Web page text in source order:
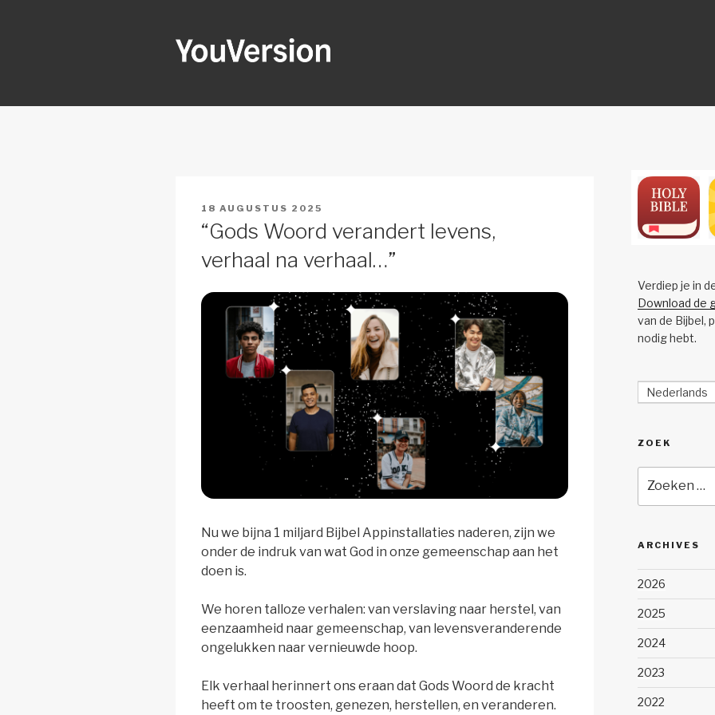
GEPLAATST
18 AUGUSTUS 2025
“Gods Woord verandert levens,
verhaal na verhaal…”
Nu we bijna 1 miljard Bijbel Appinstallaties naderen, zijn we
onder de indruk van wat God in onze gemeenschap aan het
doen is.
We horen talloze verhalen: van verslaving naar herstel, van
eenzaamheid naar gemeenschap, van levensveranderende
ongelukken naar vernieuwde hoop.
Elk verhaal herinnert ons eraan dat Gods Woord de kracht
heeft om te troosten, genezen, herstellen, en veranderen.
Verdiep je in
Download de
van de Bijbel,
nodig hebt.
Nederlands
ZOEK
naar:
ARCHIVES
2026
2025
2024
2023
2022